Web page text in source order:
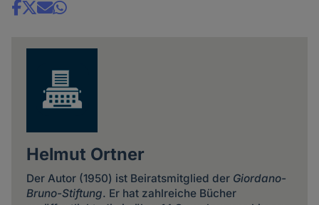
Share
Helmut Ortner
Der Autor (1950) ist Beiratsmitglied der Giordano-
Bruno-Stiftung. Er hat zahlreiche Bücher